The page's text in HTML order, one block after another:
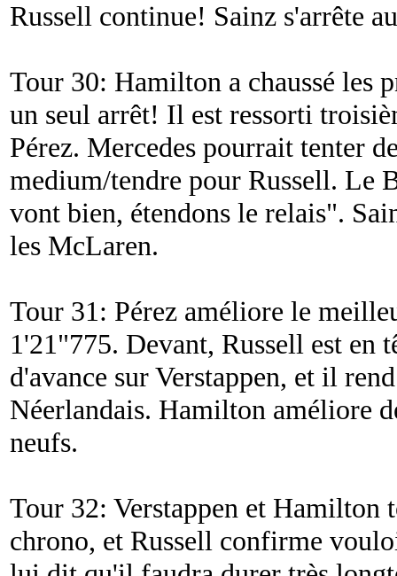
Russell continue! Sainz s'arrête
Tour 30: Hamilton a chaussé les
un seul arrêt! Il est ressorti
Pérez. Mercedes pourrait tenter
medium/tendre pour Russell. Le
vont bien, étendons le relais".
les McLaren.
Tour 31: Pérez améliore le
1'21"775. Devant, Russell est en
d'avance sur Verstappen, et il
Néerlandais. Hamilton améliore
neufs.
Tour 32: Verstappen et Hamilton
chrono, et Russell confirme